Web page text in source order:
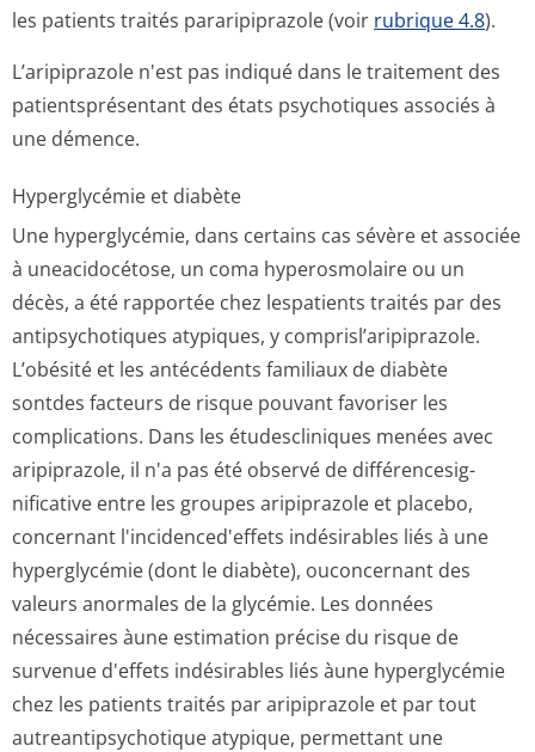
les patients traités pararipiprazole (voir rubrique 4.8).
L’aripiprazole n'est pas indiqué dans le traitement des
patientsprésentant des états psychotiques associés à
une démence.
Hyperglycémie et diabète
Une hyperglycémie, dans certains cas sévère et associée
à uneacidocétose, un coma hyperosmolaire ou un
décès, a été rapportée chez lespatients traités par des
antipsychotiques atypiques, y comprisl’aripi­prazole.
L’obésité et les antécédents familiaux de diabète
sontdes facteurs de risque pouvant favoriser les
complications. Dans les étudescliniques menées avec
aripiprazole, il n'a pas été observé de différencesig­
nificative entre les groupes aripiprazole et placebo,
concernant l'incidenced'effets indésirables liés à une
hyperglycémie (dont le diabète), ouconcernant des
valeurs anormales de la glycémie. Les données
nécessaires àune estimation précise du risque de
survenue d'effets indésirables liés àune hyperglycémie
chez les patients traités par aripiprazole et par tout
autreantipsycho­tique atypique, permettant une